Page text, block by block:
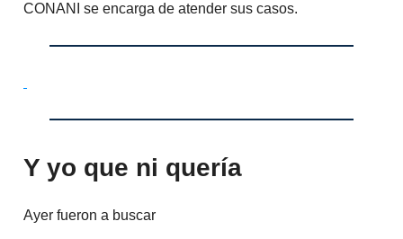
CONANI se encarga de atender sus casos.
Y yo que ni quería
Ayer fueron a buscar